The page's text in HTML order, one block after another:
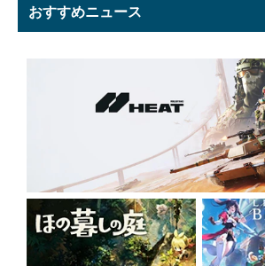
おすすめニュース